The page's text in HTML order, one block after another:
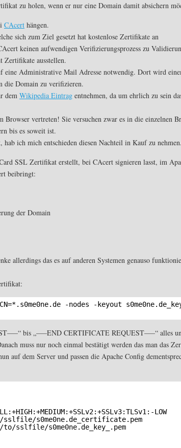
zu holen, wenn er nur eine Domain damit absichern
CAcert hängen.
sich zum Ziel gesetzt hat kostenlose Zertifikate an
keinen aufwendigen Verifizierungsprozess zu
Zertifikate ausstellen.
Administrative Mail Adresse notwendig. Dort wird
die Domain zu verifizieren.
dem Wikipedia Eintrag entnehmen, da um ehrlich zu sein
vertreten! Sie versuchen zwar es in die einzelnen
bis es soweit ist.
ich mich entschieden diesen Nachteil in Kauf zu nehmen.
SSL Zertifikat erstellt, bei CAcert signieren lasst, im
beibringt:
der Domain
allerdings das es auf anderen Systemen genauso
=*.s0me0ne.de -nodes -keyout
bis „—–END CERTIFICATE REQUEST—–“ alles
muss nur noch einmal bestätigt werden das man das
auf dem Server und passen die Apache Config
LOW
s0me0ne.de_certificate.pem
to/sslfile/s0me0ne.de_key_.pem